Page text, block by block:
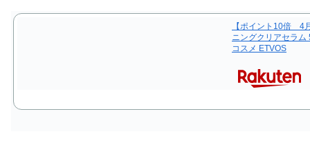
【ポイント10倍 4
ニングクリアセラム
コスメ ETVOS